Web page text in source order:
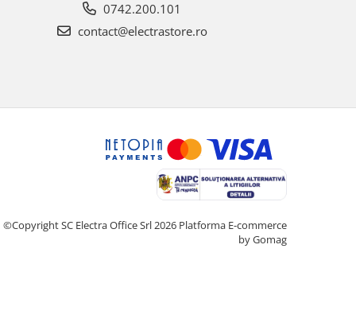
0742.200.101
contact@electrastore.ro
©Copyright SC Electra Office Srl 2026 Platforma E-commerce
by Gomag